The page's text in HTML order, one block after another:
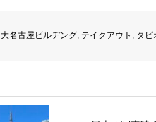
大名古屋ビルヂング, テイクアウト , タピ